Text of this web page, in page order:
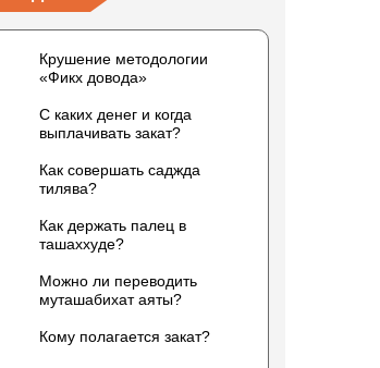
Крушение методологии
«Фикх довода»
С каких денег и когда
выплачивать закат?
Как совершать саджда
тилява?
Как держать палец в
ташаххуде?
Можно ли переводить
муташабихат аяты?
Кому полагается закат?